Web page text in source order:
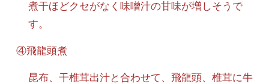
煮干ほどクセがなく味噌汁の甘味が増しそうで
す。
④飛龍頭煮
昆布、干椎茸出汁と合わせて、飛龍頭、椎茸に牛